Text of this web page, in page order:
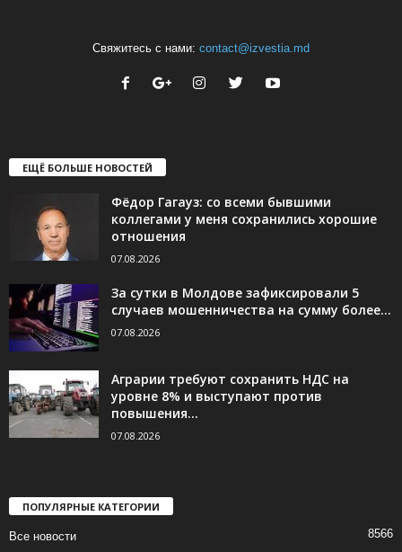
Свяжитесь с нами: contact@izvestia.md
ЕЩЁ БОЛЬШЕ НОВОСТЕЙ
Фёдор Гагауз: со всеми бывшими
коллегами у меня сохранились хорошие
отношения
07.08.2026
За сутки в Молдове зафиксировали 5
случаев мошенничества на сумму более...
07.08.2026
Аграрии требуют сохранить НДС на
уровне 8% и выступают против
повышения...
07.08.2026
ПОПУЛЯРНЫЕ КАТЕГОРИИ
Все новости 8566